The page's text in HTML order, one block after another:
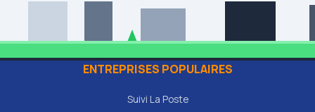
ENTREPRISES POPULAIRES
Suivi La Poste